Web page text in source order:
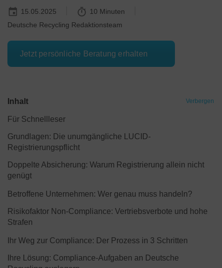
15.05.2025
10 Minuten
Deutsche Recycling Redaktionsteam
Jetzt persönliche Beratung erhalten
Inhalt Verbergen
Für Schnellleser
Grundlagen: Die unumgängliche LUCID-
Registrierungspflicht
Doppelte Absicherung: Warum Registrierung allein nicht
genügt
Betroffene Unternehmen: Wer genau muss handeln?
Risikofaktor Non-Compliance: Vertriebsverbote und hohe
Strafen
Ihr Weg zur Compliance: Der Prozess in 3 Schritten
Ihre Lösung: Compliance-Aufgaben an Deutsche